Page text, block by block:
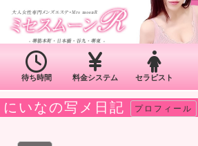
待ち時間 料金システム セラピスト
にいなの写メ日記 プロフィール